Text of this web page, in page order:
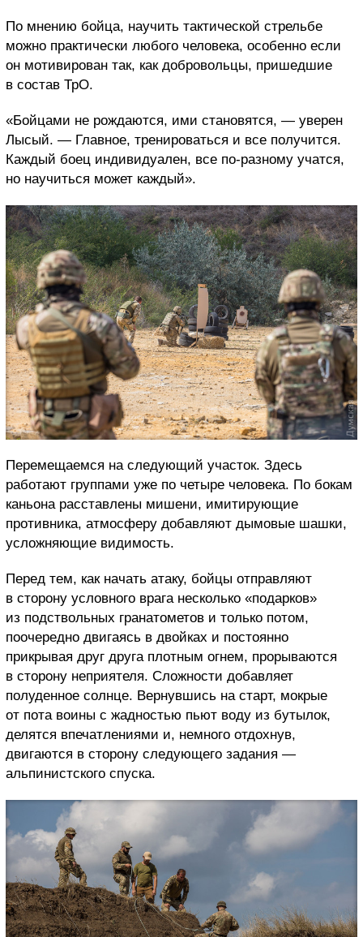
По мнению бойца, научить тактической стрельбе
можно практически любого человека, особенно если
он мотивирован так, как добровольцы, пришедшие
в состав ТрО.
«Бойцами не рождаются, ими становятся, — уверен
Лысый. — Главное, тренироваться и все получится.
Каждый боец индивидуален, все по-разному учатся,
но научиться может каждый».
Перемещаемся на следующий участок. Здесь
работают группами уже по четыре человека. По бокам
каньона расставлены мишени, имитирующие
противника, атмосферу добавляют дымовые шашки,
усложняющие видимость.
Перед тем, как начать атаку, бойцы отправляют
в сторону условного врага несколько «подарков»
из подствольных гранатометов и только потом,
поочередно двигаясь в двойках и постоянно
прикрывая друг друга плотным огнем, прорываются
в сторону неприятеля. Сложности добавляет
полуденное солнце. Вернувшись на старт, мокрые
от пота воины с жадностью пьют воду из бутылок,
делятся впечатлениями и, немного отдохнув,
двигаются в сторону следующего задания —
альпинистского спуска.